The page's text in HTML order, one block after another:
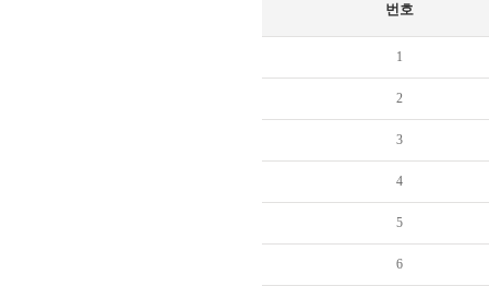
번호
1
2
3
4
5
6